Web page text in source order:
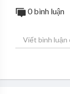
0 bình luận